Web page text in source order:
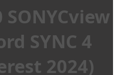
SYNC 4
2024)